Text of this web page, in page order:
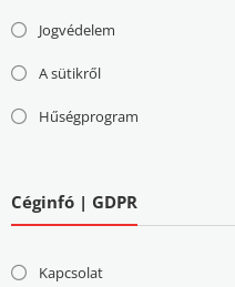
Jogvédelem
A sütikről
Hűségprogram
Céginfó | GDPR
Kapcsolat